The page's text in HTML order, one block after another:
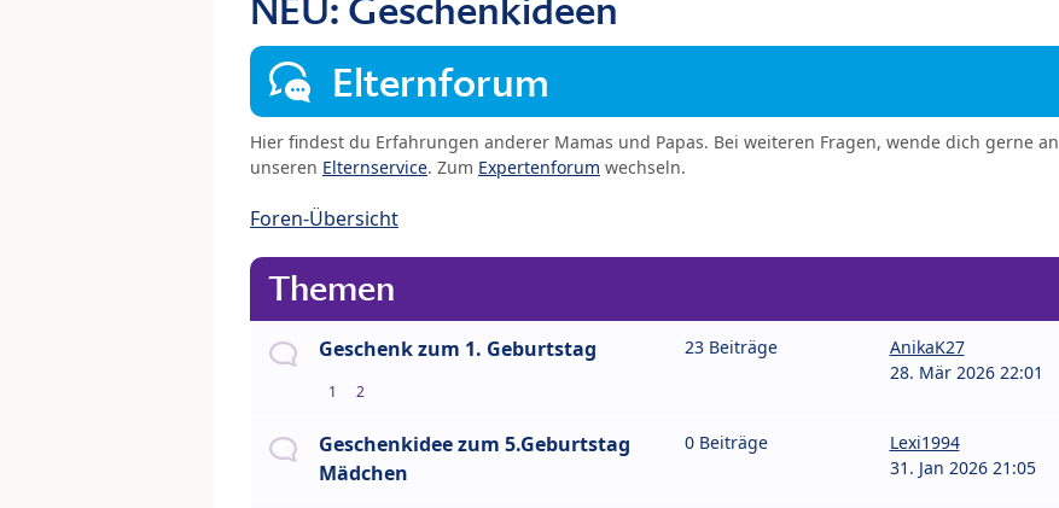
NEU: Geschenkideen
Elternforum
Hier findest du Erfahrungen anderer Mamas und Papas. Bei weiteren Fragen, wende dich gerne an
unseren Elternservice. Zum Expertenforum wechseln.
Foren-Übersicht
Themen
Geschenk zum 1. Geburtstag
1 2
23 Beiträge
AnikaK27
28. Mär 2026 22:01
Geschenkidee zum 5.Geburtstag
Mädchen
0 Beiträge
Lexi1994
31. Jan 2026 21:05